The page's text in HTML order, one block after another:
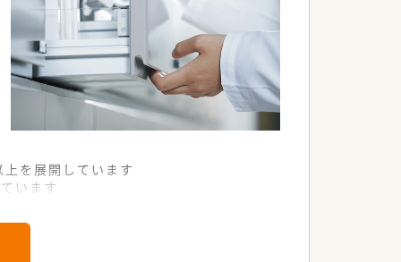
上を展開しています
います